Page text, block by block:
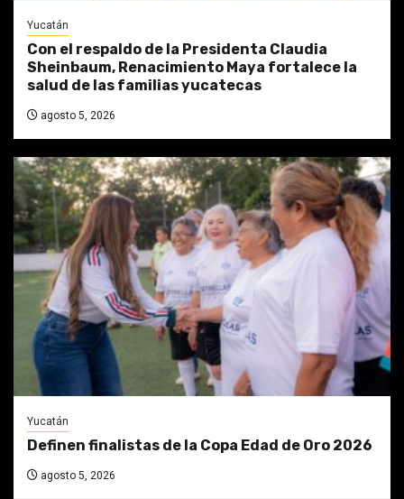
Yucatán
Con el respaldo de la Presidenta Claudia
Sheinbaum, Renacimiento Maya fortalece la
salud de las familias yucatecas
agosto 5, 2026
Yucatán
Definen finalistas de la Copa Edad de Oro 2026
agosto 5, 2026